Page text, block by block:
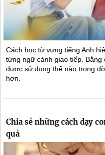
Cách học từ vựng tiếng Anh
từng ngữ cảnh giao tiếp.
được sử dụng thế nào trong
hơn.
Chia sẻ những cách dạy
quả